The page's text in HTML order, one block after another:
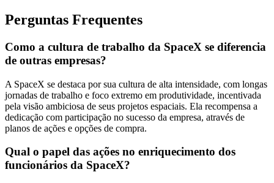
Perguntas Frequentes
Como a cultura de trabalho da SpaceX se diferencia
de outras empresas?
A SpaceX se destaca por sua cultura de alta intensidade, com longas
jornadas de trabalho e foco extremo em produtividade, incentivada
pela visão ambiciosa de seus projetos espaciais. Ela recompensa a
dedicação com participação no sucesso da empresa, através de
planos de ações e opções de compra.
Qual o papel das ações no enriquecimento dos
funcionários da SpaceX?